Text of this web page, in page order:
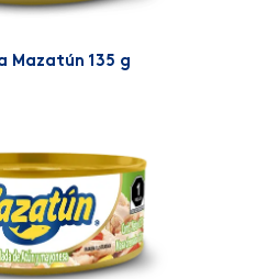
Mazatún 135 g